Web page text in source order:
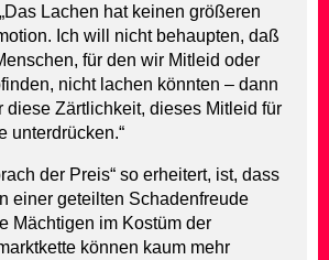
Lachen hat keinen größeren
Ich will nicht behaupten, daß
für den wir Mitleid oder
nicht lachen könnten – dann
diese Zärtlichkeit, dieses Mitleid für
unterdrücken.“
der Preis“ so erheitert, ist, dass
einer geteilten Schadenfreude
Mächtigen im Kostüm der
können kaum mehr